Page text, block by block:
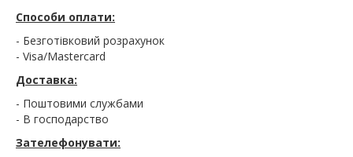
Способи оплати:
- Безготівковий розрахунок
- Visa/Mastercard
Доставка:
- Поштовими службами
- В господарство
Зателефонувати: